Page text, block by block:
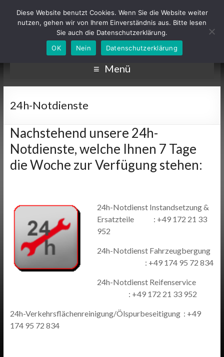
Menü
24h-Notdienste
Nachstehend unsere 24h-
Notdienste, welche Ihnen 7 Tage
die Woche zur Verfügung stehen:
24h-Notdienst Instandsetzung &
Ersatzteile : +49 172 21 33
952
24h-Notdienst Fahrzeugbergung
: +49 174 95 72 834
24h-Notdienst Reifenservice
: +49 172 21 33 952
24h-Verkehrsflächenreinigung/Ölspurbeseitigung : +49
174 95 72 834
Diese Website benutzt Cookies. Wenn Sie die Website weiter
nutzen, gehen wir von Ihrem Einverständnis aus. Bitte lesen
Sie auch die Datenschutzerklärung.
OK
Nein Datenschutzerklärung